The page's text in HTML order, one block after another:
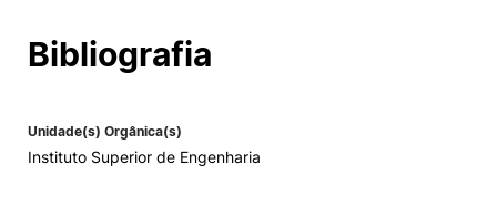
Alumni
Magazine
Bibliografia
Unidade(s) Orgânica(s)
Instituto Superior de Engenharia